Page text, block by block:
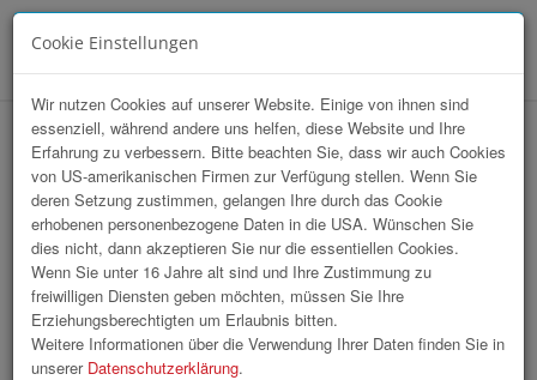
hr-lounge Mitte zu Gast bei KTM-
Motohall
Cookie Einstellungen
Wir nutzen Cookies auf unserer Website. Einige von ihnen sind
essenziell, während andere uns helfen, diese Website und Ihre
Erfahrung zu verbessern. Bitte beachten Sie, dass wir auch Cookies
von US-amerikanischen Firmen zur Verfügung stellen. Wenn Sie
deren Setzung zustimmen, gelangen Ihre durch das Cookie
erhobenen personenbezogene Daten in die USA. Wünschen Sie
dies nicht, dann akzeptieren Sie nur die essentiellen Cookies.
Wenn Sie unter 16 Jahre alt sind und Ihre Zustimmung zu
freiwilligen Diensten geben möchten, müssen Sie Ihre
Erziehungsberechtigten um Erlaubnis bitten.
Weitere Informationen über die Verwendung Ihrer Daten finden Sie in
unserer Datenschutzerklärung.